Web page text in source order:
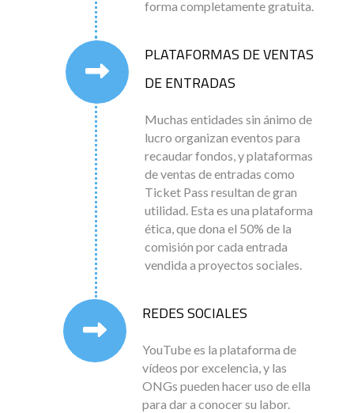
forma completamente gratuita.
PLATAFORMAS DE VENTAS
DE ENTRADAS
Muchas entidades sin ánimo de
lucro organizan eventos para
recaudar fondos, y plataformas
de ventas de entradas como
Ticket Pass resultan de gran
utilidad. Esta es una plataforma
ética, que dona el 50% de la
comisión por cada entrada
vendida a proyectos sociales.
REDES SOCIALES
YouTube es la plataforma de
vídeos por excelencia, y las
ONGs pueden hacer uso de ella
para dar a conocer su labor.